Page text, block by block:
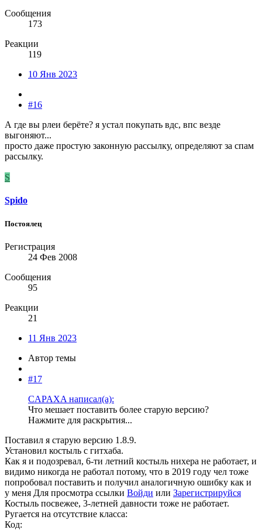
Сообщения
173
Реакции
119
10 Янв 2023
#16
А где вы рлеи берёте? я устал покупать вдс, впс везде
выгоняют...
просто даже простую законную рассылку, определяют за спам
рассылку.
S
Spido
Постоялец
Регистрация
24 Фев 2008
Сообщения
95
Реакции
21
11 Янв 2023
Автор темы
#17
CAPAXA написал(а):
Что мешает поставить более старую версию?
Нажмите для раскрытия...
Поставил я старую версию 1.8.9.
Установил костыль с гитхаба.
Как я и подозревал, 6-ти летний костыль нихера не работает, и
видимо никогда не работал потому, что в 2019 году чел тоже
попробовал поставить и получил аналогичную ошибку как и
у меня Для просмотра ссылки Войди или Зарегистрируйся
Костыль посвежее, 3-летней давности тоже не работает.
Ругается на отсутствие класса:
Код: